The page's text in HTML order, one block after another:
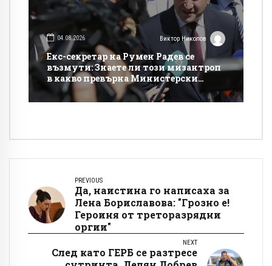
04.08.2026 Виктор Николов
Екс-секретар на Румен Радев се
възмути: Знаете ли този мизантроп
в какво превърна Министерски
съвет!?
PREVIOUS
Да, наистина го написаха за
Лена Бориславова: "Грозно е!
Героиня от треторазрядни
оргии"
NEXT
След като ГЕРБ се разтресе